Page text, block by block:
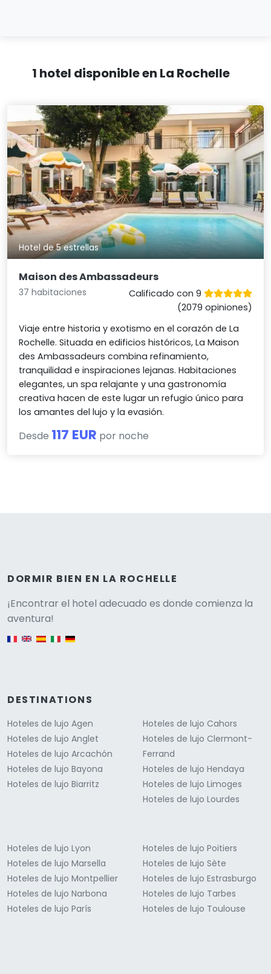
1 hotel disponible en La Rochelle
Hotel de 5 estrellas
Maison des Ambassadeurs
37 habitaciones
Calificado con 9
(2079 opiniones)
Viaje entre historia y exotismo en el corazón de La
Rochelle. Situada en edificios históricos, La Maison
des Ambassadeurs combina refinamiento,
tranquilidad e inspiraciones lejanas. Habitaciones
elegantes, un spa relajante y una gastronomía
creativa hacen de este lugar un refugio único para
los amantes del lujo y la evasión.
Desde 117 EUR por noche
DORMIR BIEN EN LA ROCHELLE
¡Encontrar el hotel adecuado es donde comienza la
aventura!
DESTINATIONS
Hoteles de lujo Agen
Hoteles de lujo Anglet
Hoteles de lujo Arcachón
Hoteles de lujo Bayona
Hoteles de lujo Biarritz
Hoteles de lujo Cahors
Hoteles de lujo Clermont-
Ferrand
Hoteles de lujo Hendaya
Hoteles de lujo Limoges
Hoteles de lujo Lourdes
Hoteles de lujo Lyon
Hoteles de lujo Marsella
Hoteles de lujo Montpellier
Hoteles de lujo Narbona
Hoteles de lujo París
Hoteles de lujo Poitiers
Hoteles de lujo Sète
Hoteles de lujo Estrasburgo
Hoteles de lujo Tarbes
Hoteles de lujo Toulouse